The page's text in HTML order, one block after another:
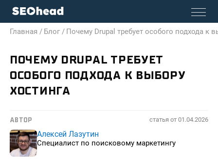
Главная / Блог / Почему Drupal требует особого подхода к
ПОЧЕМУ DRUPAL ТРЕБУЕТ
ОСОБОГО ПОДХОДА К ВЫБОРУ
ХОСТИНГА
АВТОР статья от 01.04.2026
Алексей Лазутин
Специалист по поисковому маркетингу